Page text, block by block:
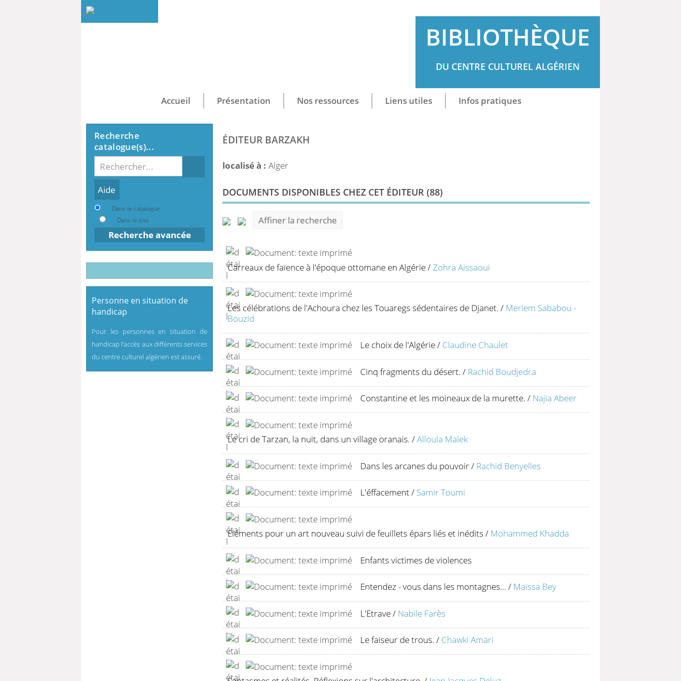
BIBLIOTHÈQUE
DU CENTRE CULTUREL ALGÉRIEN
Accueil Présentation Nos ressources Liens utiles Infos pratiques
ÉDITEUR BARZAKH
localisé à : Alger
DOCUMENTS DISPONIBLES CHEZ CET ÉDITEUR (88)
Affiner la recherche
Carreaux de faïence à l'époque ottomane en Algérie/Zohra Aissaoui
Les célébrations de l'Achoura chez les Touaregs sédentaires de Djanet. / Meriem Sababou -
Bouzid
Le choix de l'Algérie/ Claudine Chaulet
Cinq fragments du désert. / Rachid Boudjedra
Constantine et les moineaux de la murette. / Najia Abeer
Le cri de Tarzan, la nuit, dans un village oranais. /Alloula Malek
Dans les arcanes du pouvoir/ Rachid Benyelles
L'éffacement/ Samir Toumi
Eléments pour un art nouveau suivi de feuillets épars liés et inédits / Mohammed Khadda
Enfants victimes de violences
Entendez - vous dans les montagnes... / Maïssa Bey
L'Etrave/ Nabile Farès
Le faiseur de trous. / Chawki Amari
Recherche
catalogue(s)...
Recherche
Dans le catalogue
Dans le site
Recherche avancée
Personne en situation de
handicap
Pour les personnes en situation de
handicap l’accès aux différents services
du centre culturel algérien est assuré.